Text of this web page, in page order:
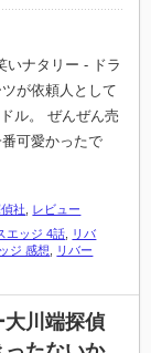
いナタリー - ドラ
が依頼人として
ル。 ぜんぜん売
可愛かったで
社
レビュー
エッジ 4話
リバ
ジ 感想
リバー
大川端探偵